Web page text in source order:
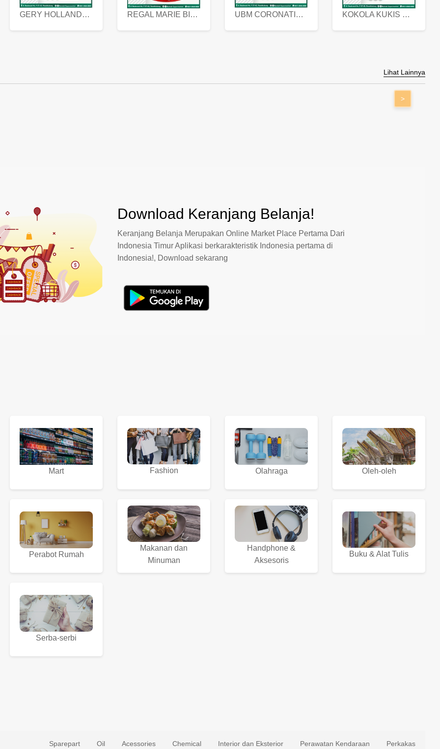
GERY HOLLANDA BUTTER COOKIES 450 GRAM REGAL MARIE BISCUIT KALENG 550 GRAM UBM CORONATION ASSORTED BISKUIT KALENG 450 GRAM KOKOLA KUKIS HYGIENIC MILK VANILLA PACK 320 GR
Lihat Lainnya
>
Download Keranjang Belanja!
Keranjang Belanja Merupakan Online Market Place Pertama Dari
Indonesia Timur Aplikasi berkarakteristik Indonesia pertama di
Indonesia!, Download sekarang
Mart Fashion Olahraga Oleh-oleh
Perabot Rumah
Makanan dan
Minuman
Handphone &
Aksesoris
Buku & Alat Tulis
Serba-serbi
Sparepart Oil Acessories Chemical Interior dan Eksterior Perawatan Kendaraan Perkakas